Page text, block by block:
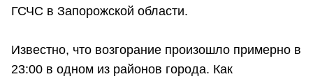
ГСЧС в Запорожской области.
Известно, что возгорание произошло примерно в
23:00 в одном из районов города. Как